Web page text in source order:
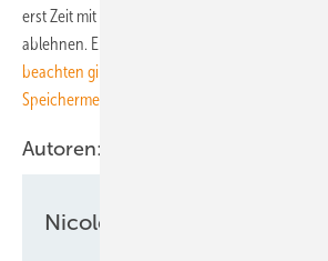
erst Zeit mit ihnen verschwenden und sie als
ablehnen. Erstmal Hausaufgaben machen heißt
beachten gibt, sagte uns Philipp Barz in einem
Speichermesse Volta X.
Autoren:
Nicole Weinhold